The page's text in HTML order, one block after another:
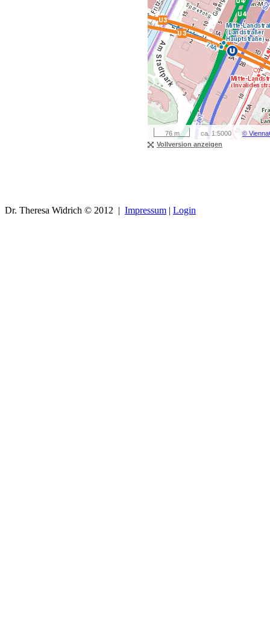
76 m ca. 1:5000
©
Vollversion anzeigen
Dr. Theresa Widrich © 2012 | Impressum | Login